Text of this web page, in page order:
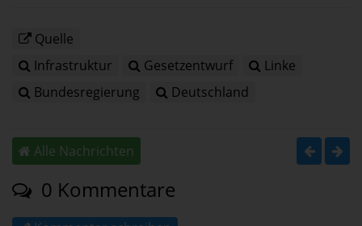
Quelle
Infrastruktur
Gesetzentwurf
Linke
Bundesregierung
Deutschland
Alle Nachrichten
0 Kommentare